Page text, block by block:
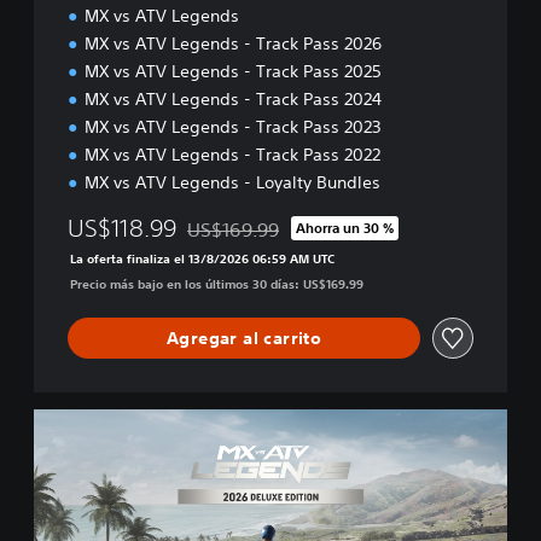
MX vs ATV Legends
MX vs ATV Legends - Track Pass 2026
MX vs ATV Legends - Track Pass 2025
MX vs ATV Legends - Track Pass 2024
MX vs ATV Legends - Track Pass 2023
MX vs ATV Legends - Track Pass 2022
MX vs ATV Legends - Loyalty Bundles
US$118.99 Rebajado del precio original de US$169.99
US$169.99 Ahorra un 30 %
La oferta finaliza el 13/8/2026 06:59 AM UTC
Precio más bajo en los últimos 30 días: US$169.99
Agregar al carrito
2
6
D
e